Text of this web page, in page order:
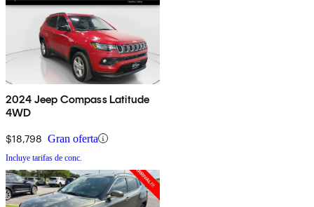
2024 Jeep Compass Latitude
4WD
$18,798 Gran oferta
Incluye tarifas de conc.